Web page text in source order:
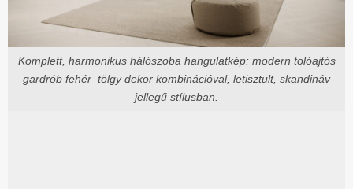
Komplett, harmonikus hálószoba hangulatkép: modern tolóajtós
gardrób fehér–tölgy dekor kombinációval, letisztult, skandináv
jellegű stílusban.